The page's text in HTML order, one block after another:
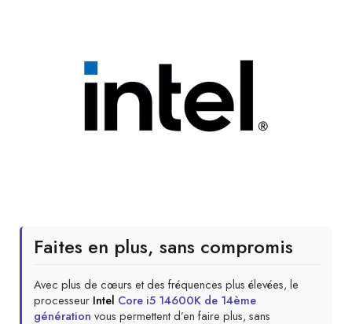
Faites en plus, sans compromis
Avec plus de cœurs et des fréquences plus élevées, le
processeur Intel Core i5 14600K de 14ème
génération vous permettent d’en faire plus, sans